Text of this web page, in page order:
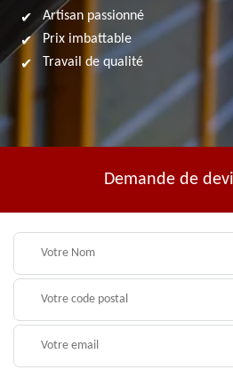
Artisan passionné
Prix imbattable
Travail de qualité
Demande de